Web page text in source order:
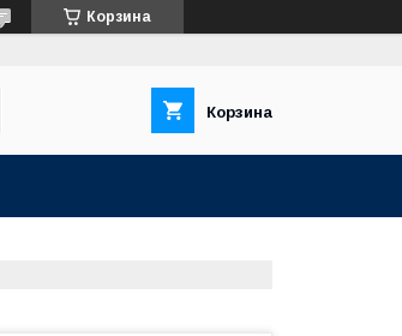
Корзина
Корзина